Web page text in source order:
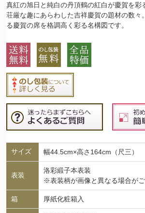
真紅の旭日と純白の丹頂鶴の紅白が慶賀を彩
荘厳な趣にあらわした吉祥慶賀の題材の数々
る慶賀の席を格調高く彩る名構図です。
サイズ 幅44.5cm×高さ164cm（尺三）
表装
洛彩緞子本表装
※表装柄が画像と異なる場合が
箱 厚紙化粧箱入